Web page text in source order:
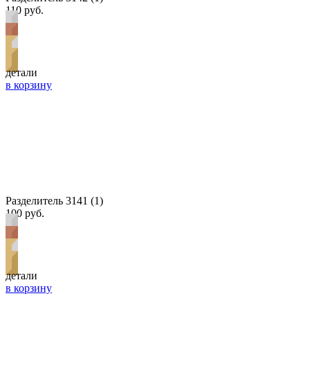
110 руб.
детали
в корзину
Разделитель 3141 (1)
100 руб.
детали
в корзину